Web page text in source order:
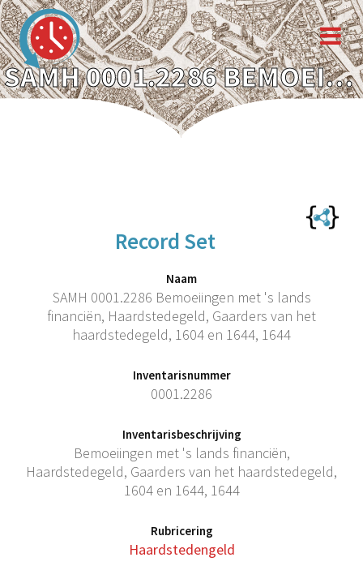
SAMH 0001.2286 BEMOEIINGEN MET 'S LANDS FINANCIËN, HAARDSTEDEGELD, GAARDERS VAN HET HAARDSTEDEGELD, 1604 EN 1644, 1644
Record Set
Naam
SAMH 0001.2286 Bemoeiingen met 's lands
financiën, Haardstedegeld, Gaarders van het
haardstedegeld, 1604 en 1644, 1644
Inventarisnummer
0001.2286
Inventarisbeschrijving
Bemoeiingen met 's lands financiën,
Haardstedegeld, Gaarders van het haardstedegeld,
1604 en 1644, 1644
Rubricering
Haardstedengeld